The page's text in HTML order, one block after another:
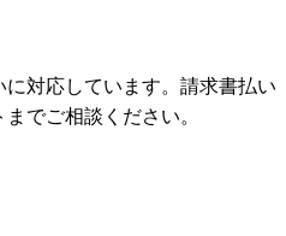
対応しています。請求書払い
でご相談ください。